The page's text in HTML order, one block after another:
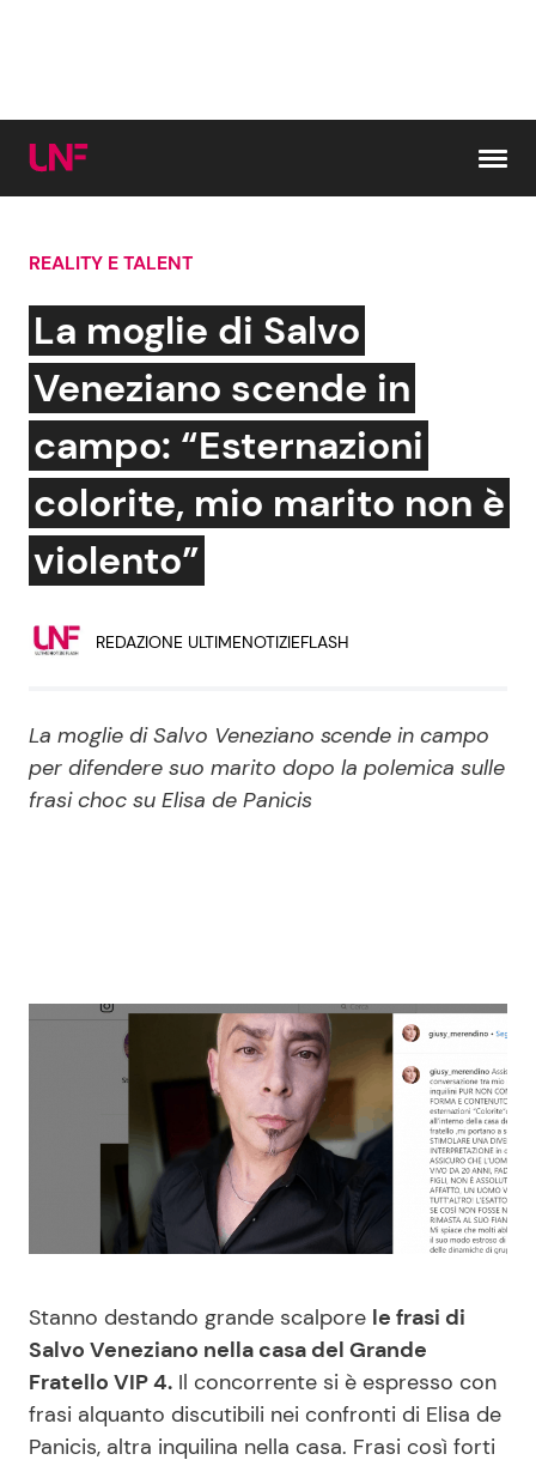
Cerca:
News e Cronaca
Attualità Italiana
Dal Mondo
Economia
Persone Scomparse
Gossip e TV
Bellezze VIP
Coppie VIP
Soap Opera
News Spettacolo
Moda e Style
Mondo Mamma
News benessere
Salute
Cucina e Ricette
Consigli di Cucina
Dolci
Le Ricette in TV
Primi Piatti
Ricette Facili e Veloci
REALITY E TALENT
La moglie di Salvo
Veneziano scende in
campo: “Esternazioni
colorite, mio marito non è
violento”
REDAZIONE ULTIMENOTIZIEFLASH
La moglie di Salvo Veneziano scende in campo
per difendere suo marito dopo la polemica sulle
frasi choc su Elisa de Panicis
Stanno destando grande scalpore le frasi di
Salvo Veneziano nella casa del Grande
Fratello VIP 4. Il concorrente si è espresso con
frasi alquanto discutibili nei confronti di Elisa de
Panicis, altra inquilina nella casa. Frasi così forti